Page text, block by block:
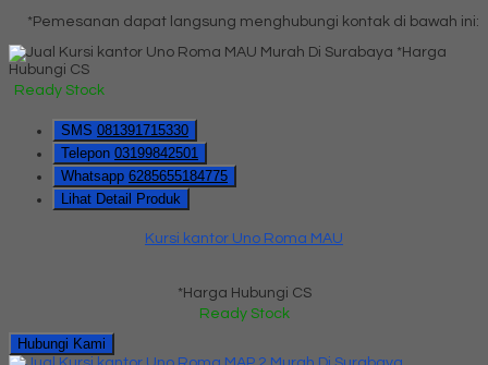
*Pemesanan dapat langsung menghubungi kontak di bawah ini:
*Harga
Hubungi CS
Ready Stock
SMS 081391715330
Telepon 03199842501
Whatsapp 6285655184775
Lihat Detail Produk
Kursi kantor Uno Roma MAU
*Harga Hubungi CS
Ready Stock
Hubungi Kami